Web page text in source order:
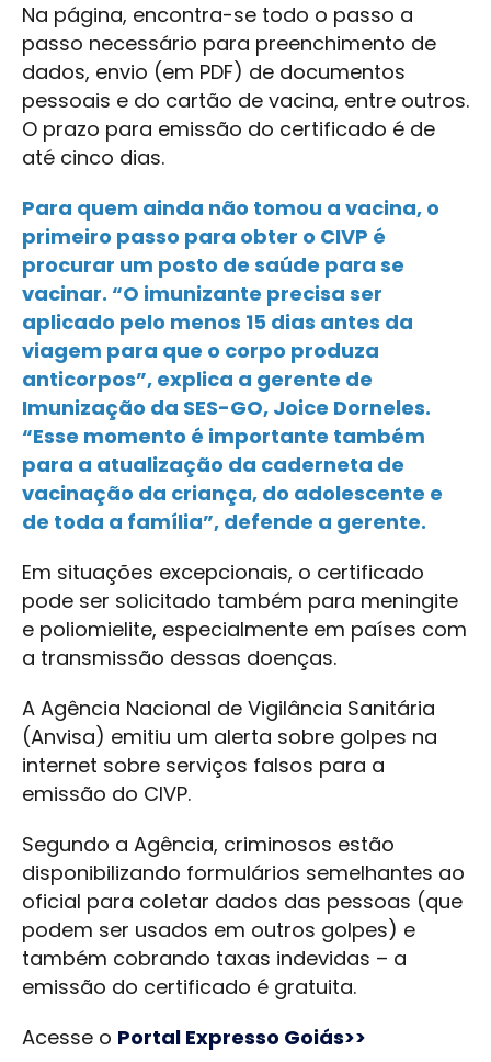
Na página, encontra-se todo o passo a
passo necessário para preenchimento de
dados, envio (em PDF) de documentos
pessoais e do cartão de vacina, entre outros.
O prazo para emissão do certificado é de
até cinco dias.
Para quem ainda não tomou a vacina, o
primeiro passo para obter o CIVP é
procurar um posto de saúde para se
vacinar. “O imunizante precisa ser
aplicado pelo menos 15 dias antes da
viagem para que o corpo produza
anticorpos”, explica a gerente de
Imunização da SES-GO, Joice Dorneles.
“Esse momento é importante também
para a atualização da caderneta de
vacinação da criança, do adolescente e
de toda a família”, defende a gerente.
Em situações excepcionais, o certificado
pode ser solicitado também para meningite
e poliomielite, especialmente em países com
a transmissão dessas doenças.
A Agência Nacional de Vigilância Sanitária
(Anvisa) emitiu um alerta sobre golpes na
internet sobre serviços falsos para a
emissão do CIVP.
Segundo a Agência, criminosos estão
disponibilizando formulários semelhantes ao
oficial para coletar dados das pessoas (que
podem ser usados em outros golpes) e
também cobrando taxas indevidas – a
emissão do certificado é gratuita.
Acesse o Portal Expresso Goiás>>